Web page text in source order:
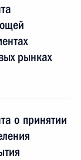
рынках
о принятии